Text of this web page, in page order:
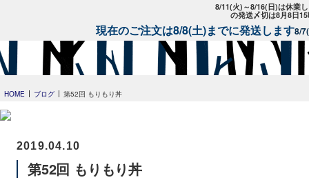
8/11(火)～8/16(日)は休業
の発送〆切は8月8日
現在のご注文は8/8(土)までに発送します8/
HOME ブログ 第52回 もりもり丼
2019.04.10
第52回 もりもり丼